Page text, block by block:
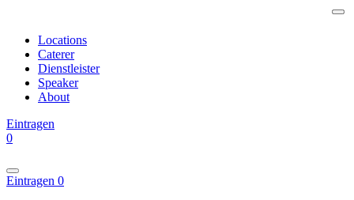
Locations
Caterer
Dienstleister
Speaker
About
Eintragen
0
Eintragen 0